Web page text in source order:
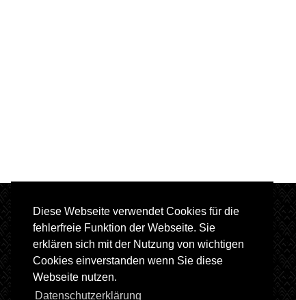
Diese Webseite verwendet Cookies für die
fehlerfreie Funktion der Webseite. Sie
erklären sich mit der Nutzung von wichtigen
Cookies einverstanden wenn Sie diese
Webseite nutzen.
Datenschutzerklärung